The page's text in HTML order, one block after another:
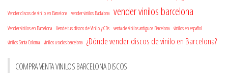
Vender discos de vinilo en Barcelona vender vinilos Badalona vender vinilos barcelona
Vender vinilos en Barcelona Vende tus discos de Vinilo y CDs venta de vinilos antiguos Barcelona vinilos en español
vinilos Santa Coloma vinilos usados barcelona ¿Dónde vender discos de vinilo en Barcelona?
COMPRA VENTA VINILOS BARCELONA DISCOS